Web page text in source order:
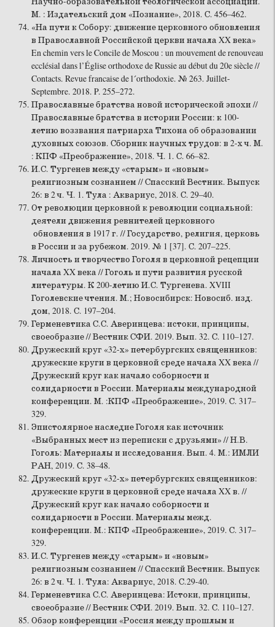
М. : Издательский дом «Познание», 2018. С. 456–462.
«На пути к Собору: движение церковного обновления
в Православной Российской церкви начала XX века»
En chemin vers le Concile de Moscou : un mouvement de renouveau
ecclésial dans l’Église orthodoxe de Russie au début du 20e siècle //
Contacts. Revue francaise de l´orthodoxie. № 263. Juillet-
Septembre. 2018. P. 255–272.
Православные братства новой исторической эпохи //
Православные братства в истории России: к 100-
летию воззвания патриарха Тихона об образовании
духовных союзов. Сборник научных трудов: в 2-х ч. М.
: КПФ «Преображение», 2018. Ч. 1. С. 66–82.
И.С. Тургенев между «старым» и «новым»
религиозным сознанием // Спасский Вестник. Выпуск
26: в 2 ч. Ч. 1. Тула : Аквариус, 2018. С. 29–40.
От революции церковной к революции социальной:
деятели движения ревнителей церковного
обновления в 1917 г. // Государство, религия, церковь
в России и за рубежом. 2019. № 1 [37]. С. 207–225.
Личность и творчество Гоголя в церковной рецепции
начала XX века // Гоголь и пути развития русской
литературы. К 200-летию И.С. Тургенева. XVIII
Гоголевские чтения. М.; Новосибирск: Новосиб. изд.
дом, 2018. С. 197–204.
Герменевтика С.С. Аверинцева: истоки, принципы,
своеобразие // Вестник СФИ. 2019. Вып. 32. С. 110–127.
Дружеский круг «32-х» петербургских священников:
дружеские круги в церковной среде начала XX века //
Дружеский круг как начало соборности и
солидарности в России. Материалы международной
конференции. М. :КПФ «Преображение», 2019. С. 317–
329.
Эпистолярное наследие Гоголя как источник
«Выбранных мест из переписки с друзьями» // Н.В.
Гоголь: Материалы и исследования. Вып. 4. М.: ИМЛИ
РАН, 2019. С. 38–48.
Дружеский круг «32-х» петербургских священников:
дружеские круги в церковной среде начала XX в. //
Дружеский круг как начало соборности и
солидарности в России. Материалы межд.
конференции. М.: КПФ «Преображение», 2019. С. 317–
329.
И.С. Тургенев между «старым» и «новым»
религиозным сознанием // Спасский Вестник. Выпуск
26: в 2 ч. Ч. 1. Тула: Аквариус, 2018. С.29-40.
Герменевтика С.С. Аверинцева: Истоки, принципы,
своеобразие // Вестник СФИ. 2019. Вып. 32. С. 110–127.
Обзор конференции «Россия между прошлым и